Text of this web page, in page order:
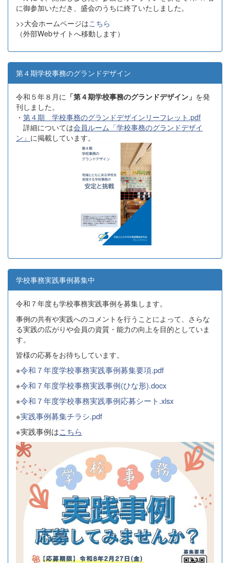
に御参加いただき、盛会のうちに終了いたしました。
>>大会ホームページはこちら
（外部Webサイトへ移動します）
第４期学校事務のグランドデザイン
令和５年８月に 「第４期学校事務のグランドデザイン」 を発
刊しました。
・ 第４期 学校事務のグランドデザインリーフレット.pdf
詳細については会員ルーム「学校事務のグランドデザイ
ン」 に掲載しています。
学校事務実践事例募集中
令和７年度も学校事務実践事例を募集します。
事例の共有や実践へのコメントを行うことによって、さらな
る実践の広がりや会員の資質・能力の向上を目的としていま
す。
皆様の応募をお待ちしています。
※令和７年度学校事務実践事例募集要項.pdf
※令和７年度学校事務実践事例(ひな形).docx
※令和７年度学校事務実践事例応募シート.xlsx
※実践事例募集チラシ.pdf
※実践事例はこちら